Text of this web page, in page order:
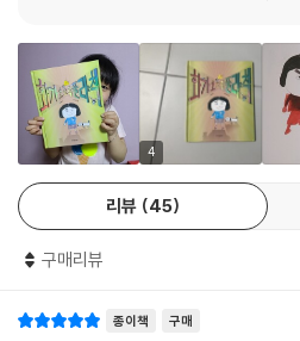
감하면서 시작하지요. 그러면서 화를 푸
지요. 소리를 지르거나 발을 구르는 것,
로 화를 해소하는 방법뿐 아니라 수를 세
아웃을 하는 방법, 꼭 안기거나 소곤소곤
에게 위로받는 방법, 좋아하는 음악이나
하는 방법 등 대부분 쉽고 바로 실행할 수
만의 독특한 화 풀기 방법을 물어보세요.
하고 이야기를 나눠 보는 역할극을 해 보
4
리뷰 45
구매리뷰
종이책 구매